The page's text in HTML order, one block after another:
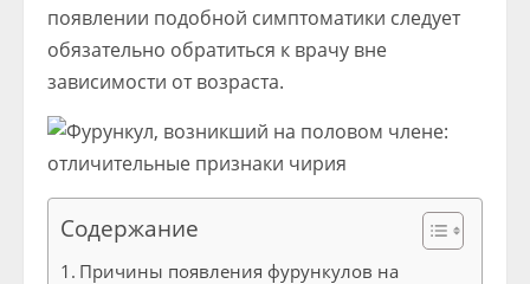
появлении подобной симптоматики следует
обязательно обратиться к врачу вне
зависимости от возраста.
Содержание
Причины появления фурункулов на